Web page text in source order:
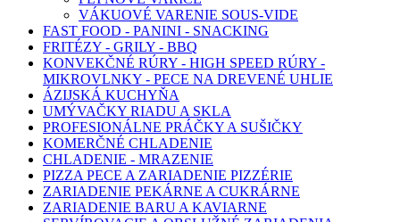
VÁKUOVÉ VARENIE SOUS-VIDE
FAST FOOD - PANINI - SNACKING
FRITÉZY - GRILY - BBQ
KONVEKČNÉ RÚRY - HIGH SPEED RÚRY -
MIKROVLNKY - PECE NA DREVENÉ UHLIE
ÁZIJSKÁ KUCHYŇA
UMÝVAČKY RIADU A SKLA
PROFESIONÁLNE PRÁČKY A SUŠIČKY
KOMERČNÉ CHLADENIE
CHLADENIE - MRAZENIE
PIZZA PECE A ZARIADENIE PIZZÉRIE
ZARIADENIE PEKÁRNE A CUKRÁRNE
ZARIADENIE BARU A KAVIARNE